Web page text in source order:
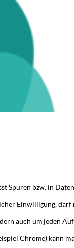
Spuren bzw. in
Einwilligung,
auch um jeden
Chrome) kann